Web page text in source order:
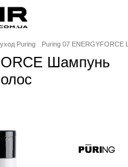
Puring Puring 07
Шампунь